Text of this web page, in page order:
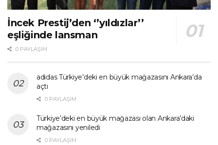
İncek Prestij’den ‘’yıldızlar’’
eşliğinde lansman
0 PAYLAŞIM
adidas Türkiye’deki en büyük mağazasını Ankara’da
açtı
0 PAYLAŞIM
Türkiye’deki en büyük mağazası olan Ankara’daki
mağazasını yeniledi
0 PAYLAŞIM